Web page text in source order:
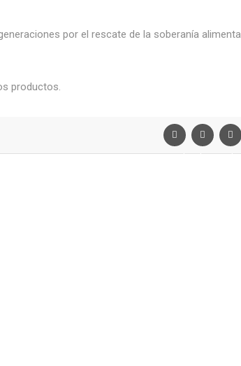
por el rescate de la soberanía
productos.
FacebookTwiter